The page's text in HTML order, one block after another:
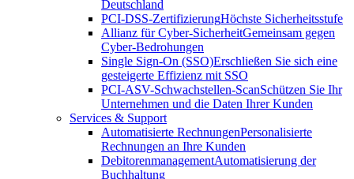
Deutschland
PCI-DSS-ZertifizierungHöchste Sicherheitsstufe
Allianz für Cyber-SicherheitGemeinsam gegen
Cyber-Bedrohungen
Single Sign-On (SSO)Erschließen Sie sich eine
gesteigerte Effizienz mit SSO
PCI-ASV-Schwachstellen-ScanSchützen Sie Ihr
Unternehmen und die Daten Ihrer Kunden
Services & Support
Automatisierte RechnungenPersonalisierte
Rechnungen an Ihre Kunden
DebitorenmanagementAutomatisierung der
Buchhaltung